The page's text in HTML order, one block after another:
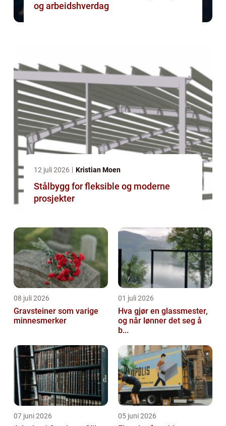
og arbeidshverdag
12 juli 2026 Kristian Moen
Stålbygg for fleksible og moderne
prosjekter
08 juli 2026
Gravsteiner som varige
minnesmerker
01 juli 2026
Hva gjør en glassmester,
og når lønner det seg å
b...
07 juni 2026 05 juni 2026